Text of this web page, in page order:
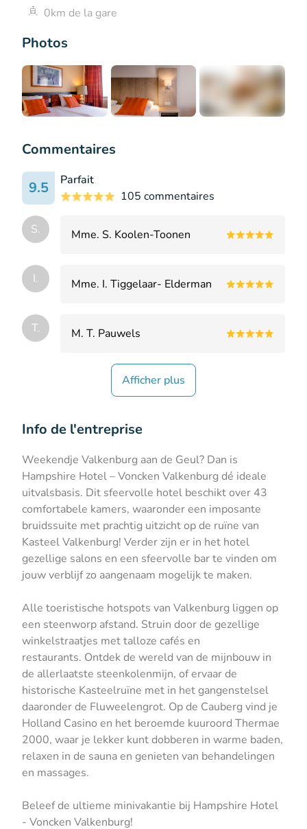
Photos
Commentaires
9.5
Parfait
105 commentaires
S. Mme. S. Koolen-Toonen
I. Mme. I. Tiggelaar- Elderman
T. M. T. Pauwels
Afficher plus
0km de la gare
Info de l'entreprise
Weekendje Valkenburg aan de Geul? Dan is
Hampshire Hotel – Voncken Valkenburg dé ideale
uitvalsbasis. Dit sfeervolle hotel beschikt over 43
comfortabele kamers, waaronder een imposante
bruidssuite met prachtig uitzicht op de ruïne van
Kasteel Valkenburg! Verder zijn er in het hotel
gezellige salons en een sfeervolle bar te vinden om
jouw verblijf zo aangenaam mogelijk te maken.
Alle toeristische hotspots van Valkenburg liggen op
een steenworp afstand. Struin door de gezellige
winkelstraatjes met talloze cafés en
restaurants. Ontdek de wereld van de mijnbouw in
de allerlaatste steenkolenmijn, of ervaar de
historische Kasteelruïne met in het gangenstelsel
daaronder de Fluweelengrot. Op de Cauberg vind je
Holland Casino en het beroemde kuuroord Thermae
2000, waar je lekker kunt dobberen in warme baden,
relaxen in de sauna en genieten van behandelingen
en massages.
Beleef de ultieme minivakantie bij Hampshire Hotel
- Voncken Valkenburg!